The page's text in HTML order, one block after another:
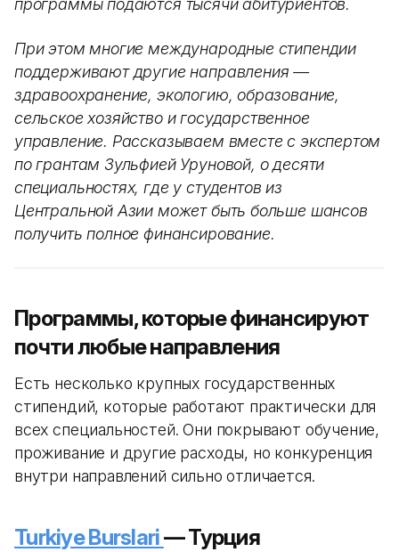
программы подаются тысячи абитуриентов.
При этом многие международные стипендии
поддерживают другие направления —
здравоохранение, экологию, образование,
сельское хозяйство и государственное
управление. Рассказываем вместе с экспертом
по грантам Зульфией Уруновой, о десяти
специальностях, где у студентов из
Центральной Азии может быть больше шансов
получить полное финансирование.
Программы, которые финансируют
почти любые направления
Есть несколько крупных государственных
стипендий, которые работают практически для
всех специальностей. Они покрывают обучение,
проживание и другие расходы, но конкуренция
внутри направлений сильно отличается.
Turkiye Burslari— Турция